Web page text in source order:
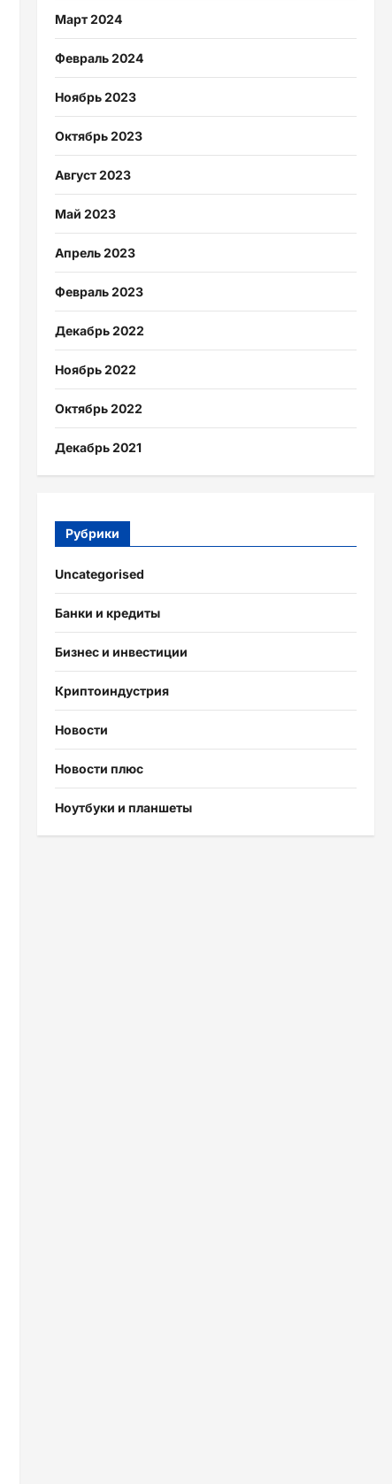
Март 2024
Февраль 2024
Ноябрь 2023
Октябрь 2023
Август 2023
Май 2023
Апрель 2023
Февраль 2023
Декабрь 2022
Ноябрь 2022
Октябрь 2022
Декабрь 2021
Рубрики
Uncategorised
Банки и кредиты
Бизнес и инвестиции
Криптоиндустрия
Новости
Новости плюс
Ноутбуки и планшеты